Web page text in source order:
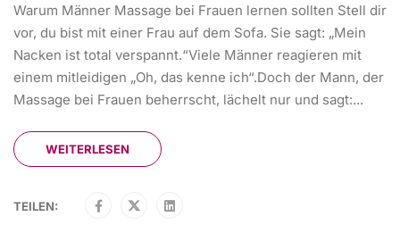
Warum Männer Massage bei Frauen lernen sollten Stell dir
vor, du bist mit einer Frau auf dem Sofa. Sie sagt: „Mein
Nacken ist total verspannt.“Viele Männer reagieren mit
einem mitleidigen „Oh, das kenne ich“.Doch der Mann, der
Massage bei Frauen beherrscht, lächelt nur und sagt:...
WEITERLESEN
TEILEN: